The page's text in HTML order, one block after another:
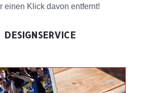
einen Klick davon entfernt!
DESIGNSERVICE